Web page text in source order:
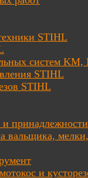
STIHL
систем KM,
STIHL
STIHL
и принадлежности
вальщика, мелки,
и